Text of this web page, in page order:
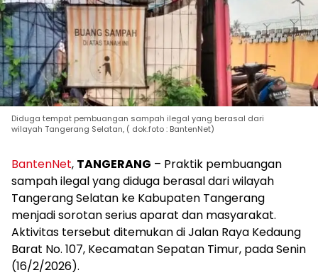
Diduga tempat pembuangan sampah ilegal yang berasal dari
wilayah Tangerang Selatan, ( dok.foto : BantenNet)
BantenNet, TANGERANG – Praktik pembuangan
sampah ilegal yang diduga berasal dari wilayah
Tangerang Selatan ke Kabupaten Tangerang
menjadi sorotan serius aparat dan masyarakat.
Aktivitas tersebut ditemukan di Jalan Raya Kedaung
Barat No. 107, Kecamatan Sepatan Timur, pada Senin
(16/2/2026).